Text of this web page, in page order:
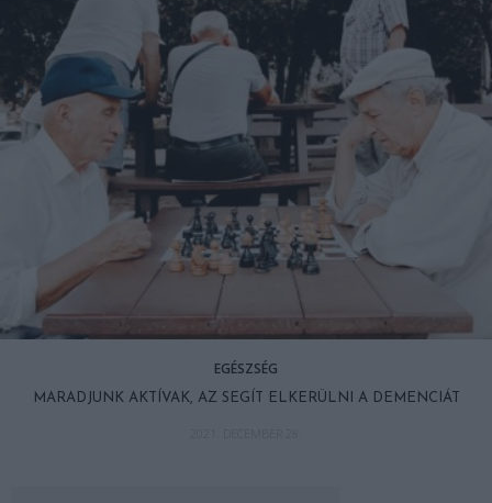
EGÉSZSÉG
MARADJUNK AKTÍVAK, AZ SEGÍT ELKERÜLNI A DEMENCIÁT